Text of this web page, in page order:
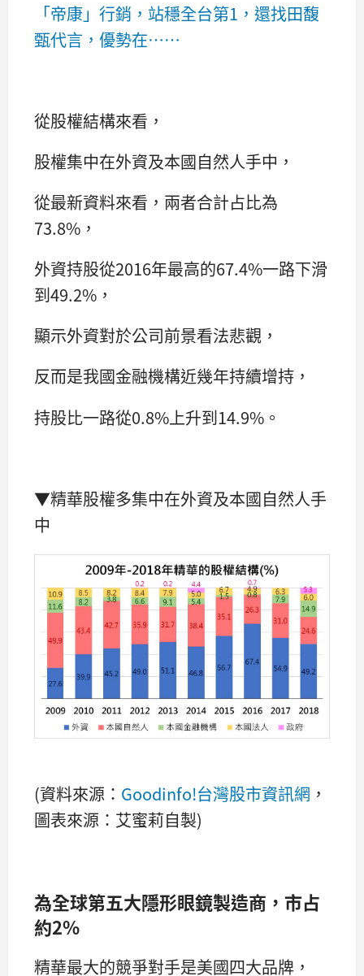
「帝康」行銷，站穩全台第1，還找田馥
甄代言，優勢在……
從股權結構來看，
股權集中在外資及本國自然人手中，
從最新資料來看，兩者合計占比為
73.8%，
外資持股從2016年最高的67.4%一路下滑
到49.2%，
顯示外資對於公司前景看法悲觀，
反而是我國金融機構近幾年持續增持，
持股比一路從0.8%上升到14.9%。
▼精華股權多集中在外資及本國自然人手
中
(資料來源： Goodinfo!台灣股市資訊網 ，
圖表來源：艾蜜莉自製)
為全球第五大隱形眼鏡製造商，市占
約2%
精華最大的競爭對手是美國四大品牌，